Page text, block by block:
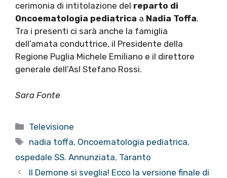
cerimonia di intitolazione del reparto di
Oncoematologia pediatrica a Nadia Toffa.
Tra i presenti ci sarà anche la famiglia
dell’amata conduttrice, il Presidente della
Regione Puglia Michele Emiliano e il direttore
generale dell’Asl Stefano Rossi.
Sara Fonte
Categorie
Televisione
Tag
nadia toffa, Oncoematologia pediatrica,
ospedale SS. Annunziata, Taranto
Il Demone si sveglia! Ecco la versione finale di